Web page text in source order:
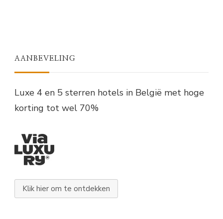
AANBEVELING
Luxe 4 en 5 sterren hotels in België met hoge
korting tot wel 70%
Klik hier om te ontdekken